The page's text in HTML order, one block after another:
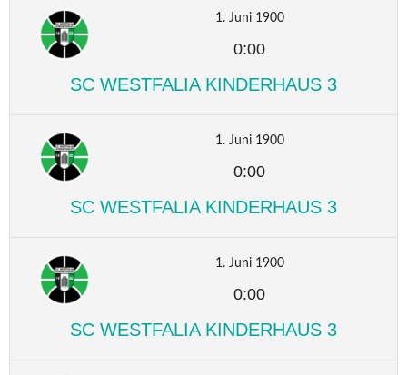
1. Juni 1900
0:00
SC WESTFALIA KINDERHAUS 3
1. Juni 1900
0:00
SC WESTFALIA KINDERHAUS 3
1. Juni 1900
0:00
SC WESTFALIA KINDERHAUS 3